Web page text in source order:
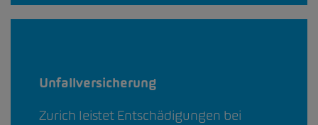
Unfallversicherung
Zurich leistet Entschädigungen bei